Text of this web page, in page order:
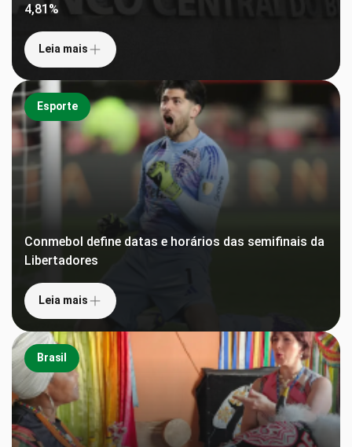
4,81%
Leia mais
Esporte
Conmebol define datas e horários das semifinais da
Libertadores
Leia mais
Brasil